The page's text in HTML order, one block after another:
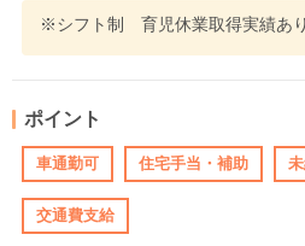
※シフト制 育児休業取得実績あり
ポイント
車通勤可 住宅手当・補助
交通費支給